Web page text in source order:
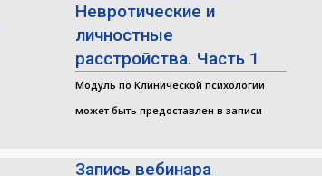
Невротические и
личностные
расстройства. Часть 1
Модуль по Клинической психологии
может быть предоставлен в записи
Запись вебинара